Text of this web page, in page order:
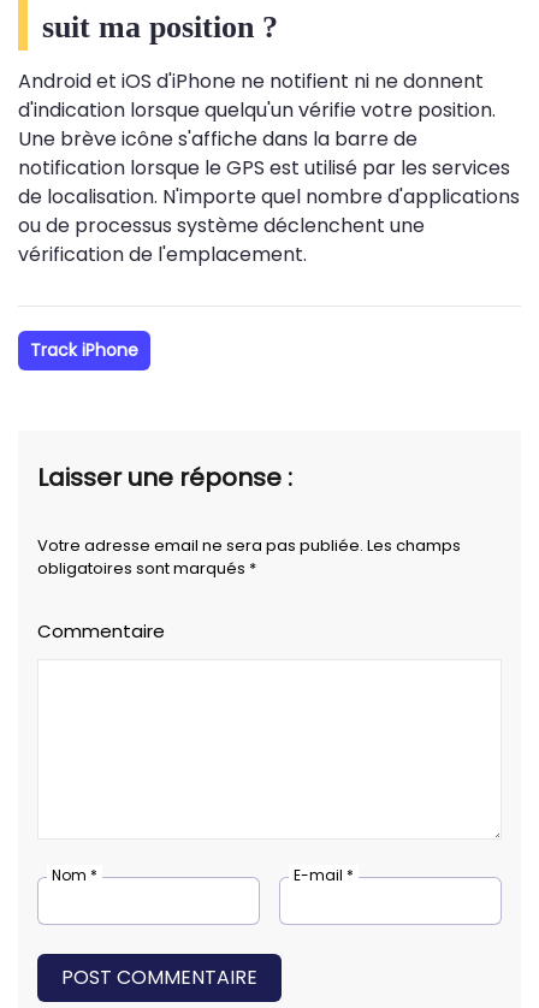
suit ma position ?
Android et iOS d'iPhone ne notifient ni ne donnent
d'indication lorsque quelqu'un vérifie votre position.
Une brève icône s'affiche dans la barre de
notification lorsque le GPS est utilisé par les services
de localisation. N'importe quel nombre d'applications
ou de processus système déclenchent une
vérification de l'emplacement.
Track iPhone
Laisser une réponse :
Votre adresse email ne sera pas publiée. Les champs
obligatoires sont marqués *
Commentaire
Nom * E-mail *
POST COMMENTAIRE